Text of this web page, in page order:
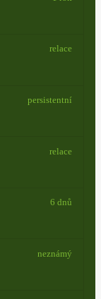
relace
persistentní
relace
6 dnů
neznámý